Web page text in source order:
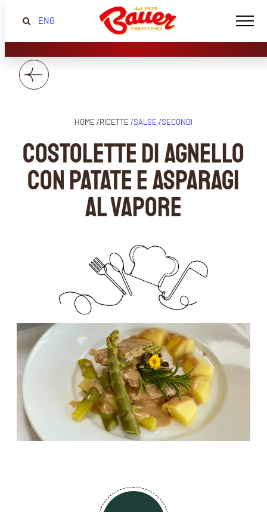
ENG
HOME /RICETTE /SALSE/SECONDI
COSTOLETTE DI AGNELLO
CON PATATE E ASPARAGI
AL VAPORE